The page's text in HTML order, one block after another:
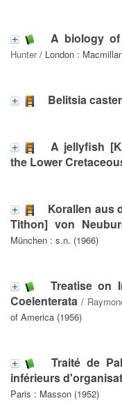
A biology of
Hunter/ London :
Belitsia
A jellyfish
the Lower
Korallen aus
Tithon] von
München : s.n. (1966)
Treatise on
Coelenterata /
of America (1956)
Traité de
inférieurs
Paris : Masson (1952)